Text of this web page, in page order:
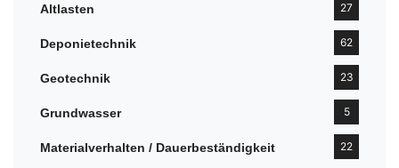
Altlasten 27
Deponietechnik 62
Geotechnik 23
Grundwasser 5
Materialverhalten / Dauerbeständigkeit 22